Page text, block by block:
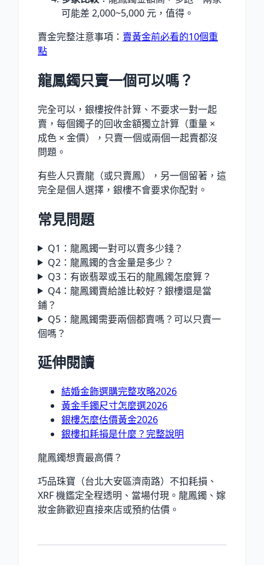
可能差 2,000~5,000 元，值得。
賣金完整注意事項： 賣黃金前必看的10個重
點
龍鳳鐲只賣一個可以嗎？
完全可以，銀樓按件計算、不要求一對一起
賣，每個鐲子的回收金額獨立計算（重量 ×
成色 × 金價），只賣一個或兩個一起賣都沒
問題。
有些人只賣龍（或只賣鳳），另一個留著，這
完全是個人選擇，銀樓不會要求你配對。
常見問題
Q1：龍鳳鐲一對可以賣多少錢？
Q2：龍鳳鐲的含金量是多少？
Q3：有嵌翡翠或玉石的龍鳳鐲怎麼算？
Q4：龍鳳鐲賣給誰比較好？銀樓還是當
鋪？
Q5：龍鳳鐲需要兩個都賣嗎？可以只賣一
個嗎？
延伸閱讀
結婚金飾選購完整攻略2026
黃金手鐲尺寸怎麼選2026
銀樓怎麼估價黃金2026
銀樓扣耗損是什麼？完整說明
龍鳳鐲想賣最高價？
巧品珠寶（台北大安區濟南路）不扣耗損、
XRF 機鑑定全程透明、當場付現。龍鳳鐲、嫁
妝金飾歡迎直接來店或預約估價。